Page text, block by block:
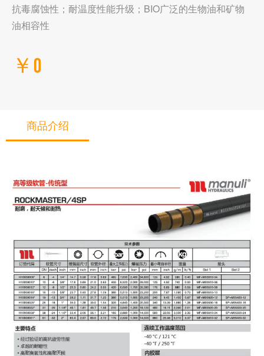
抗毒腐蚀性；耐温度性能升级；BIO广泛的生物油和矿物
油相容性
￥0
商品介绍